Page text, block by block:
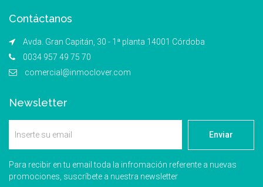
Contáctanos
Avda. Gran Capitán, 30 - 1ª planta 14001 Córdoba
0034 957 49 75 70
comercial@inmoclover.com
Newsletter
Enviar
Para recibir en tu email toda la infromación referente a nuevas
promociones, suscríbete a nuestra newsletter